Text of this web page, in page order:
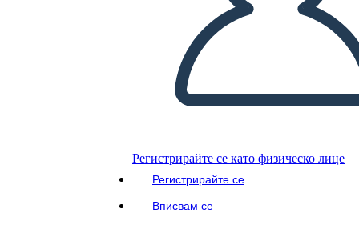
Регистрирайте се като физическо лице
Регистрирайте се
Вписвам се
ПУСКАНЕ НА СЛАЙДШОУ
ЧЕТИ МИ